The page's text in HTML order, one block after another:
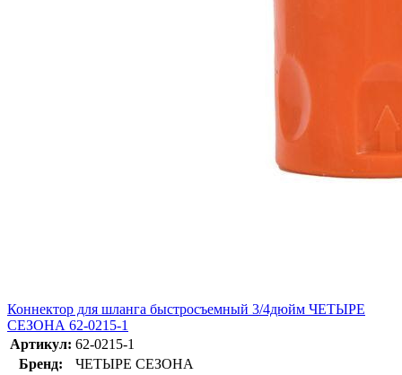
Коннектор для шланга быстросъемный 3/4дюйм ЧЕТЫРЕ
СЕЗОНА 62-0215-1
Артикул: 62-0215-1
Бренд:
ЧЕТЫРЕ СЕЗОНА